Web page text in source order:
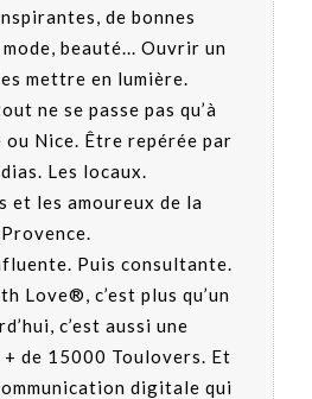
de bonnes
beauté... Ouvrir un
mettre en lumière.
ne se passe pas qu’à
Nice. Être repérée par
Les locaux.
et les amoureux de la
Provence.
Puis consultante.
Love®, c’est plus qu’un
c’est aussi une
+ de 15000 Toulovers. Et
digitale qui